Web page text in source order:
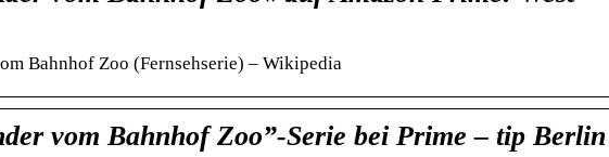
Bahnhof Zoo (Fernsehserie) – Wikipedia
vom Bahnhof Zoo”-Serie bei Prime – tip Berlin